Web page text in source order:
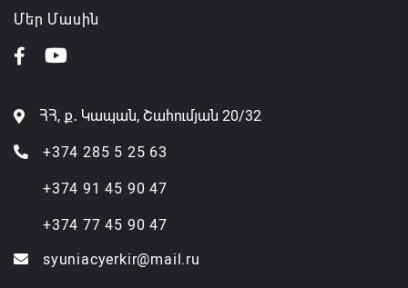
Մեր Մասին
ՀՀ, ք․ Կապան, Շահումյան 20/32
+374 285 5 25 63
+374 91 45 90 47
+374 77 45 90 47
syuniacyerkir@mail.ru